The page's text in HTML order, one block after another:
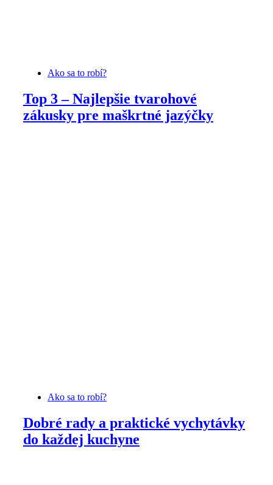
Ako sa to robí?
Top 3 – Najlepšie tvarohové
zákusky pre maškrtné jazýčky
Ako sa to robí?
Dobré rady a praktické vychytávky
do každej kuchyne